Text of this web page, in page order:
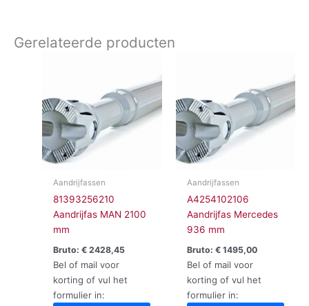
Gerelateerde producten
Aandrijfassen
81393256210
Aandrijfas MAN 2100
mm
Bruto:€ 2428,45
Bel of mail voor
korting of vul het
formulier in:
Aandrijfassen
A4254102106
Aandrijfas Mercedes
936 mm
Bruto: €1495,00
Bel of mail voor
korting of vul het
formulier in: